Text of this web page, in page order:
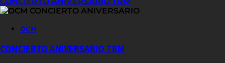
OCM
CONCIERTO ANIVERSARIO TRM